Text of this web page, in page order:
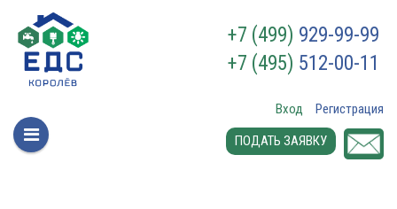
+7 (499) 929-99-99
+7 (495) 512-00-11
Вход
Регистрация
ПОДАТЬ ЗАЯВКУ